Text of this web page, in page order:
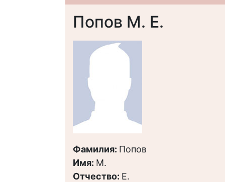
Попов М. Е.
Фамилия: Попов
Имя: М.
Отчество: Е.